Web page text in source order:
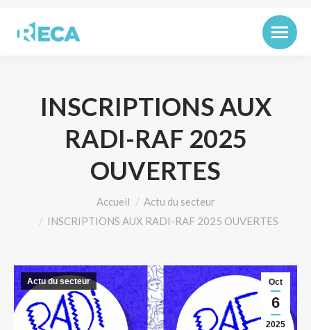
INSCRIPTIONS AUX
RADI-RAF 2025
OUVERTES
Accueil
Actu du secteur
INSCRIPTIONS AUX RADI-RAF 2025 OUVERTES
Oct
6
2025
Actu du secteur